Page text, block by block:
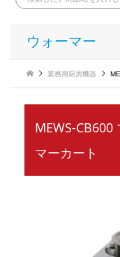
ウォーマー
業務用厨房機器
MEWS-
マーカート